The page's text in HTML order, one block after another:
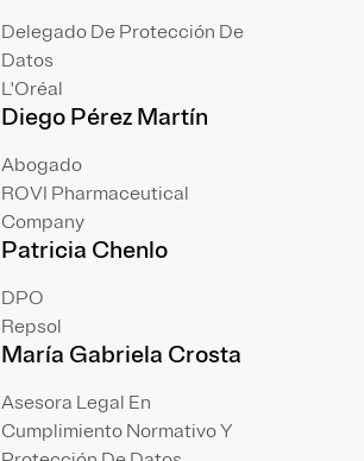
Delegado De Protección De
Datos
L'Oréal
Diego Pérez Martín
Abogado
ROVI Pharmaceutical
Company
Patricia Chenlo
DPO
Repsol
María Gabriela Crosta
Asesora Legal En
Cumplimiento Normativo Y